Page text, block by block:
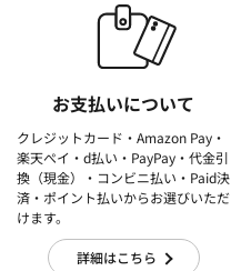
お支払いについて
クレジットカード・Amazon Pay・
楽天ぺイ・d払い・PayPay・代金引
換（現金）・コンビニ払い・Paid決
済・ポイント払いからお選びいただ
けます。
詳細はこちら